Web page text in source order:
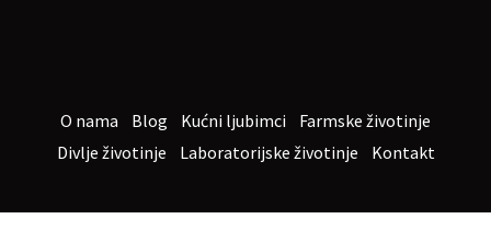
O nama Blog Kućni ljubimci
Farmske životinje
Divlje životinje
Laboratorijske životinje Kontakt